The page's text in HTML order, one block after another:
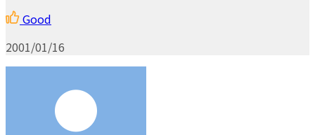
Good
2001/01/16